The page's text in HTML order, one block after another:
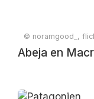
© noramgood_,
Abeja en